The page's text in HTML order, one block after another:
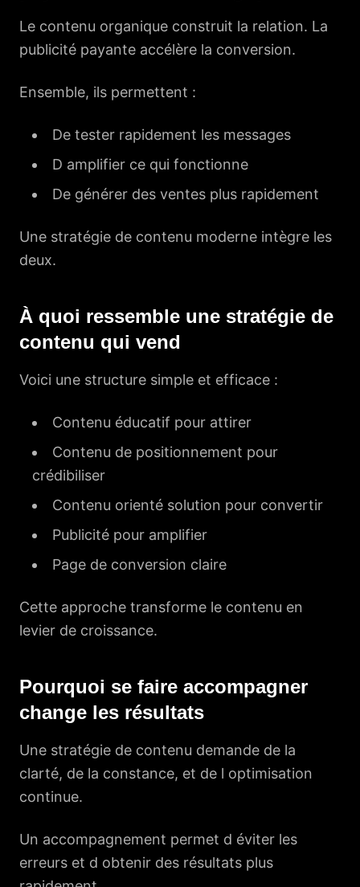
Le contenu organique construit la relation. La
publicité payante accélère la conversion.
Ensemble, ils permettent :
De tester rapidement les messages
D amplifier ce qui fonctionne
De générer des ventes plus rapidement
Une stratégie de contenu moderne intègre les
deux.
À quoi ressemble une stratégie de
contenu qui vend
Voici une structure simple et efficace :
Contenu éducatif pour attirer
Contenu de positionnement pour
crédibiliser
Contenu orienté solution pour convertir
Publicité pour amplifier
Page de conversion claire
Cette approche transforme le contenu en
levier de croissance.
Pourquoi se faire accompagner
change les résultats
Une stratégie de contenu demande de la
clarté, de la constance, et de l optimisation
continue.
Un accompagnement permet d éviter les
erreurs et d obtenir des résultats plus